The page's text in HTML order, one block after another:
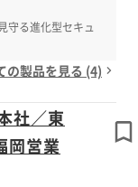
守る進化型セキュ
の製品を見る (4)
社／東
岡営業